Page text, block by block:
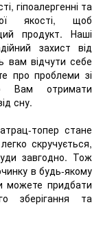
гіпоалергенні та
якості, щоб
продукт. Наші
захист від
вам відчути себе
про проблеми зі
Вам отримати
сну.
топер стане
скручується,
завгодно. Тож
в будь-якому
можете придбати
зберігання та